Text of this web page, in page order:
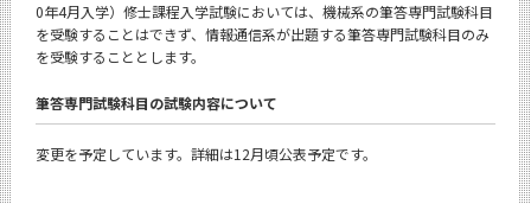
0年4月入学）修士課程入学試験においては、機械系の筆答専門試験科目
を受験することはできず、情報通信系が出題する筆答専門試験科目のみ
を受験することとします。
筆答専門試験科目の試験内容について
変更を予定しています。詳細は12月頃公表予定です。
学内向け情報